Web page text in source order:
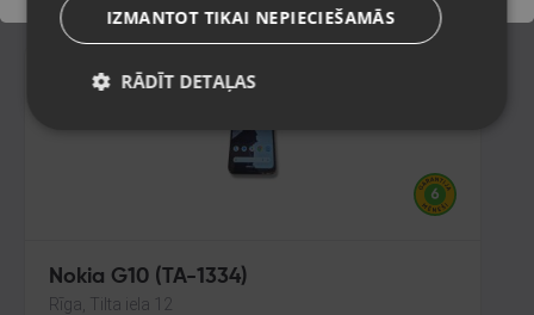
Nokia G10 (TA-1334)
Rīga, Tilta iela 12
IZMANTOT TIKAI NEPIECIEŠAMĀS
RĀDĪT DETAĻAS